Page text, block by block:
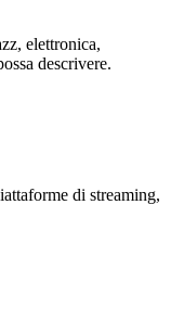
elettronica,
descrivere.
di streaming,